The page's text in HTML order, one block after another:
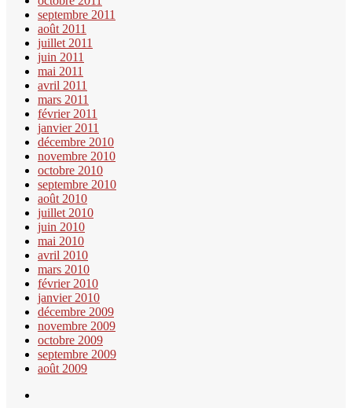
septembre 2011
août 2011
juillet 2011
juin 2011
mai 2011
avril 2011
mars 2011
février 2011
janvier 2011
décembre 2010
novembre 2010
octobre 2010
septembre 2010
août 2010
juillet 2010
juin 2010
mai 2010
avril 2010
mars 2010
février 2010
janvier 2010
décembre 2009
novembre 2009
octobre 2009
septembre 2009
août 2009